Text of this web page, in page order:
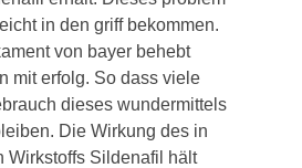
in den griff bekommen.
von bayer behebt
mit erfolg. So dass viele
dieses wundermittels
Die Wirkung des in
Wirkstoffs Sildenafil hält